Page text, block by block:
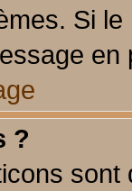
Si
?